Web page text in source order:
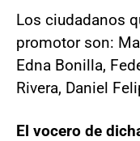
Los ciudadanos
promotor son:
Edna Bonilla,
Rivera, Daniel
El vocero de